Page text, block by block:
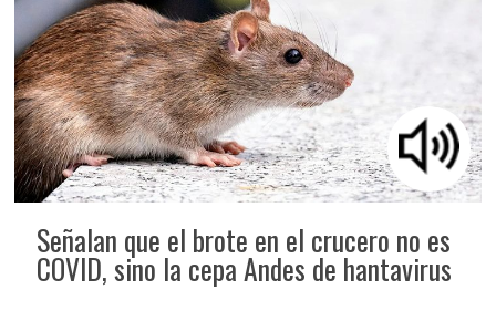
Señalan que el brote en el crucero no es
COVID, sino la cepa Andes de hantavirus